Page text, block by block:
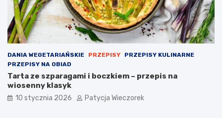
DANIA WEGETARIAŃSKIE PRZEPISY
PRZEPISY KULINARNE
PRZEPISY NA OBIAD
Tarta ze szparagami i boczkiem – przepis na
wiosenny klasyk
10 stycznia 2026 Patycja Wieczorek